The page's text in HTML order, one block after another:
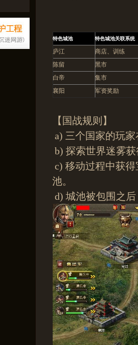
特色城池 特色城池关联系统
庐江
商店、训练
陈留
黑市
白帝
集市
襄阳
军资奖励
【国战规则】
a) 三个国家的玩
b) 探索世界迷雾
c) 移动过程中获
池。
d) 城池被包围之